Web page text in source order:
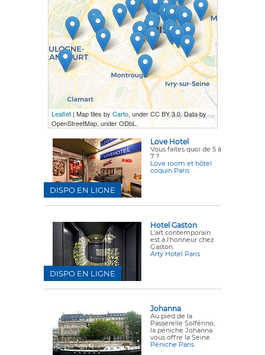
Leaflet| Map tiles by Carto, under CC BY 3.0. Data by
OpenStreetMap, under ODbL.
Love Hotel
Vous faites quoi de 5 à
7 ?
Love room et hôtel
coquin Paris
DISPO EN LIGNE
Hotel Gaston
L'art contemporain
est à l'honneur chez
Gaston.
Arty Hotel Paris
DISPO EN LIGNE
Johanna
Au pied de la
Passerelle Solférino,
la péniche Johanna
vous offre la Seine.
Péniche Paris